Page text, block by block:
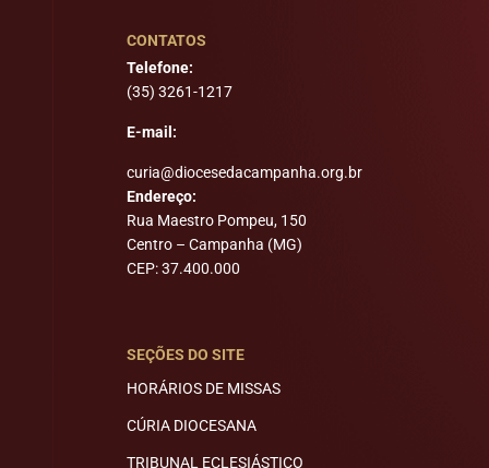
CONTATOS
Telefone:
(35) 3261-1217
E-mail:
curia@diocesedacampanha.org.br
Endereço:
Rua Maestro Pompeu, 150
Centro – Campanha (MG)
CEP: 37.400.000
SEÇÕES DO SITE
HORÁRIOS DE MISSAS
CÚRIA DIOCESANA
TRIBUNAL ECLESIÁSTICO